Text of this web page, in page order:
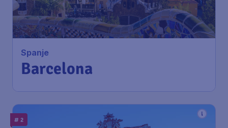
Spanje
Barcelona
# 2